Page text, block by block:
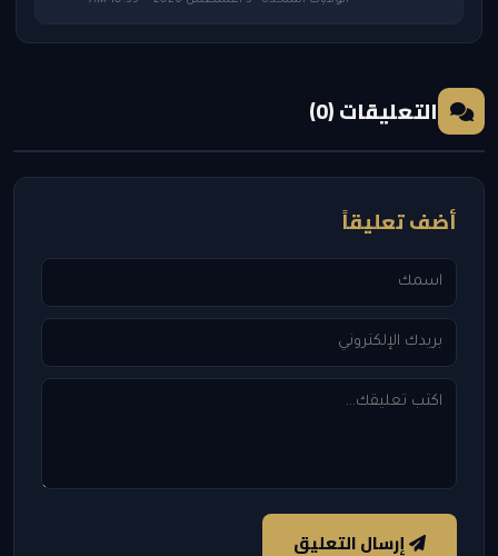
التعليقات (0)
أضف تعليقاً
إرسال التعليق